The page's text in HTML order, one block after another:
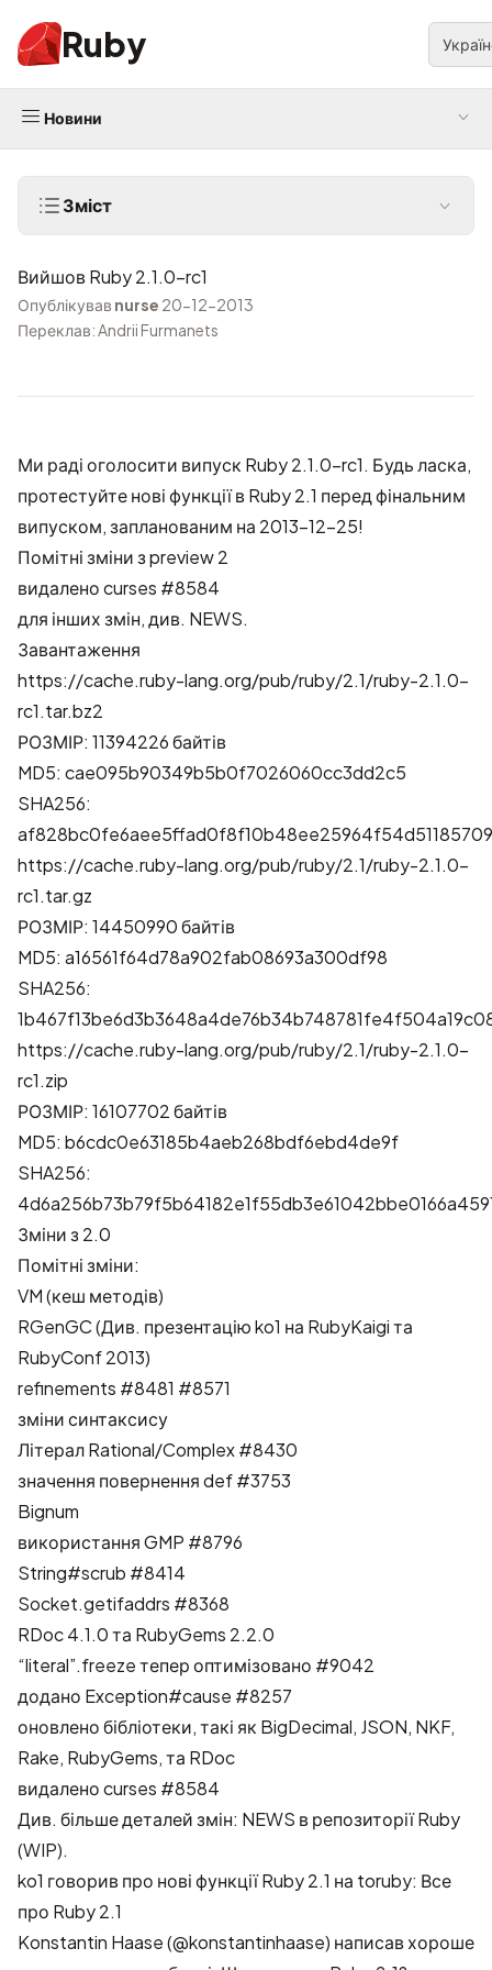
Ruby
Новини
Зміст
Вийшов Ruby 2.1.0-rc1
Опублікував nurse 20-12-2013
Переклав: Andrii Furmanets
Ми раді оголосити випуск Ruby 2.1.0-rc1. Будь ласка,
протестуйте нові функції в Ruby 2.1 перед фінальним
випуском, запланованим на 2013-12-25!
Помітні зміни з preview 2
видалено curses #8584
для інших змін, див. NEWS.
Завантаження
https://cache.ruby-lang.org/pub/ruby/2.1/ruby-2.1.0-
rc1.tar.bz2
РОЗМІР: 11394226 байтів
MD5: cae095b90349b5b0f7026060cc3dd2c5
SHA256:
https://cache.ruby-lang.org/pub/ruby/2.1/ruby-2.1.0-
rc1.tar.gz
РОЗМІР: 14450990 байтів
MD5: a16561f64d78a902fab08693a300df98
SHA256:
https://cache.ruby-lang.org/pub/ruby/2.1/ruby-2.1.0-
rc1.zip
РОЗМІР: 16107702 байтів
MD5: b6cdc0e63185b4aeb268bdf6ebd4de9f
SHA256:
Зміни з 2.0
Помітні зміни:
VM (кеш методів)
RGenGC (Див. презентацію ko1 на RubyKaigiта
RubyConf 2013)
refinements #8481 #8571
зміни синтаксису
Літерал Rational/Complex#8430
значення повернення def#3753
Bignum
використання GMP #8796
String#scrub #8414
Socket.getifaddrs #8368
RDoc 4.1.0 та RubyGems 2.2.0
“literal”.freeze тепер оптимізовано #9042
додано Exception#cause #8257
оновлено бібліотеки, такі як BigDecimal, JSON, NKF,
Rake, RubyGems, та RDoc
видалено curses #8584
Див. більше деталей змін: NEWS в репозиторії Ruby
(WIP).
ko1 говорив про нові функції Ruby 2.1 на toruby: Все
про Ruby 2.1
Konstantin Haase (@konstantinhaase) написав хороше